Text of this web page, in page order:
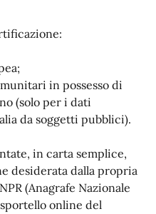
in possesso di
(solo per i dati
da soggetti pubblici).
in carta semplice,
desiderata dalla propria
(Anagrafe Nazionale
online del